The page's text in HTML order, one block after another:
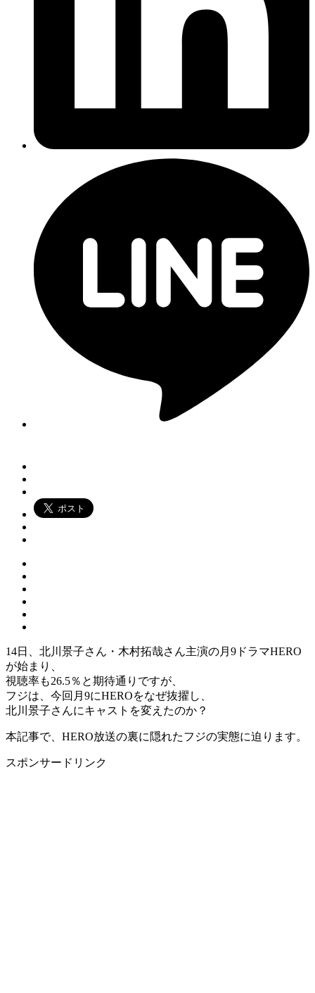
14日、北川景子さん・木村拓哉さん主演の月9ドラマHERO
が始まり、
視聴率も26.5％と期待通りですが、
フジは、今回月9にHEROをなぜ抜擢し、
北川景子さんにキャストを変えたのか？
本記事で、HERO放送の裏に隠れたフジの実態に迫ります。
スポンサードリンク